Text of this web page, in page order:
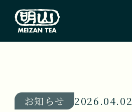
お知らせ 2026.04.02